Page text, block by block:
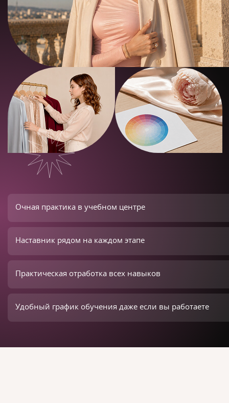
Очная практика в учебном центре
Наставник рядом на каждом этапе
Практическая отработка всех навыков
Удобный график обучения даже если вы работаете